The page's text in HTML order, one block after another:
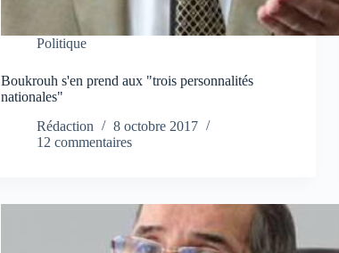
Politique
Boukrouh s'en prend aux "trois personnalités
nationales"
Rédaction
8 octobre 2017
12 commentaires